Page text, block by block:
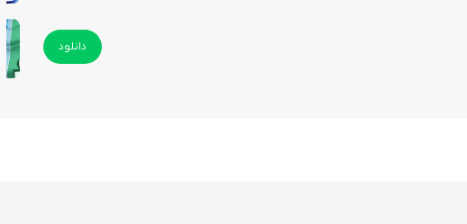
دانلود